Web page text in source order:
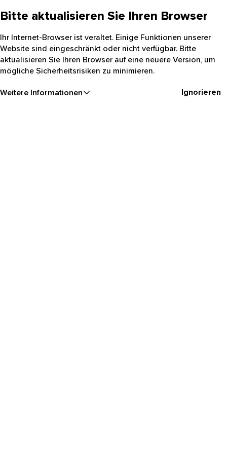
Bitte aktualisieren Sie Ihren Browser
Ihr Internet-Browser ist veraltet. Einige Funktionen unserer
Website sind eingeschränkt oder nicht verfügbar. Bitte
aktualisieren Sie Ihren Browser auf eine neuere Version, um
mögliche Sicherheitsrisiken zu minimieren.
Weitere Informationen Ignorieren